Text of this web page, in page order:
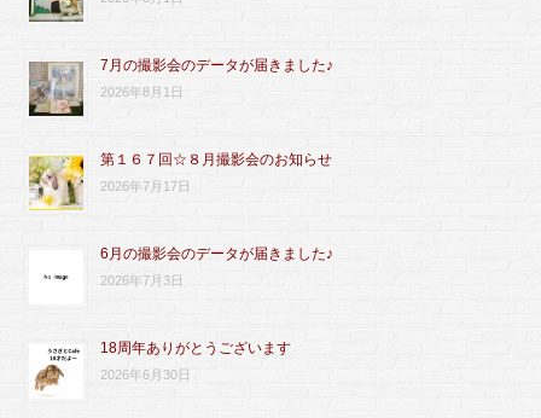
7月の撮影会のデータが届きました♪
2026年8月1日
第１６７回☆８月撮影会のお知らせ
2026年7月17日
6月の撮影会のデータが届きました♪
2026年7月3日
18周年ありがとうございます
2026年6月30日